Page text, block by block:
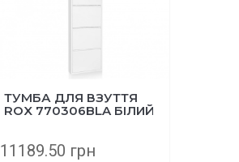
ТУМБА ДЛЯ ВЗУТТЯ
ROX 770306BLA БІЛИЙ
11189.50 грн